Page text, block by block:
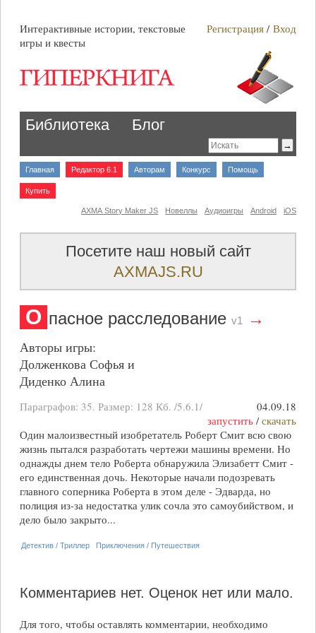
Интерактивные истории, текстовые
игры и квесты
Регистрация /Вход
Библиотека Блог
Главная Редактор 6.1 Авторам Конкурс Помощь
Купить
iOS
Android
Аудиоигры
Новеллы
AXMA Story Maker JS
Посетите наш новый сайт
AXMAJS.RU
О пасное расследование v1 →
Авторы игры:
Долженкова Софья и
Диденко Алина
Параграфов: 35. Размер: 128 Кб. /5.6.1/
04.09.18
запустить /скачать
Один малоизвестный изобретатель Роберт Смит всю свою
жизнь пытался разработать чертежи машины времени. Но
однажды днем тело Роберта обнаружила Элизабетт Смит -
его единственная дочь. Некоторые начали подозревать
главного соперника Роберта в этом деле - Эдварда, но
полиция из-за недостатка улик сочла это самоубийством, и
дело было закрыто...
Детектив / Триллер Приключения / Путешествия
Комментариев нет. Оценок нет или мало.
Для того, чтобы оставлять комментарии, необходимо